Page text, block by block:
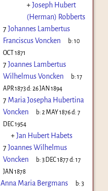
+Joseph Hubert
(Herman) Robberts
7Johannes Lambertus
Franciscus Voncken
b:10
OCT 1871
7Joannes Lambertus
Wilhelmus Voncken
b:17
APR 1873d: 26 JAN 1894
7 Maria Josepha Hubertina
Voncken
b:2 MAY 1876d:7
DEC 1954
+Jan Hubert Habets
7Joannes Wilhelmus
Voncken
b:3 DEC 1877d:17
JAN 1878
Anna Maria Bergmans b:3